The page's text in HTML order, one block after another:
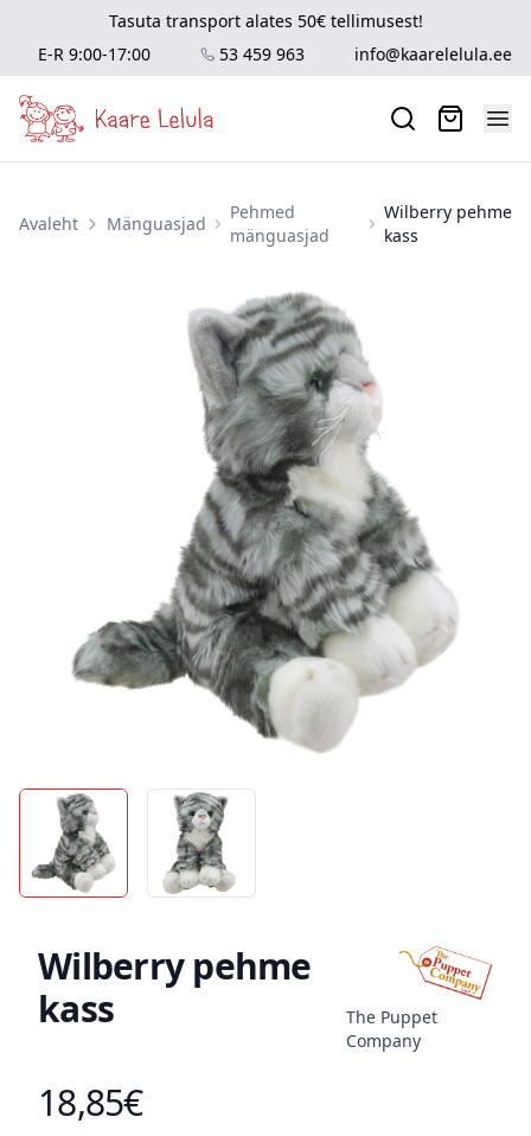
Tasuta transport alates 50€ tellimusest!
E-R 9:00-17:00
53 459 963 info@kaarelelula.ee
Avaleht Mänguasjad
Pehmed
mänguasjad
Wilberry pehme
kass
Wilberry pehme
kass
The Puppet
Company
Toote hind
18,85€